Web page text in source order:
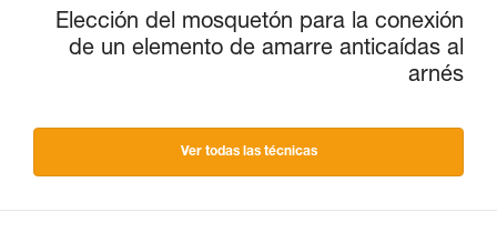
Elección del mosquetón para la conexión
de un elemento de amarre anticaídas al
arnés
Ver todas las técnicas